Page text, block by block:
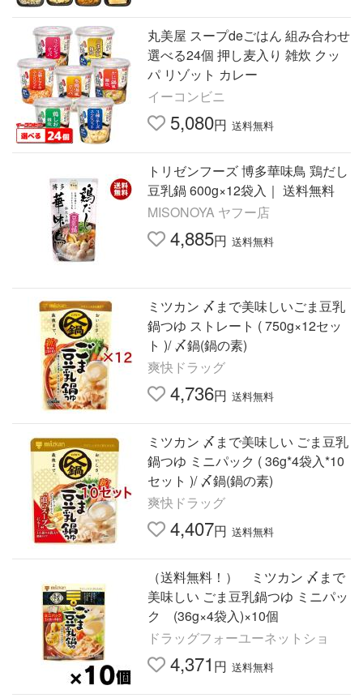
丸美屋 スープdeごはん 組み合わせ
選べる24個 押し麦入り 雑炊 クッ
パ リゾット カレー
イーコンビニ
5,080円 送料無料
トリゼンフーズ 博多華味鳥 鶏だし
豆乳鍋 600g×12袋入｜ 送料無料
MISONOYA ヤフー店
4,885円 送料無料
ミツカン 〆まで美味しいごま豆乳
鍋つゆ ストレート ( 750g×12セッ
ト )/ 〆鍋(鍋の素)
爽快ドラッグ
4,736円 送料無料
ミツカン 〆まで美味しい ごま豆乳
鍋つゆ ミニパック ( 36g*4袋入*10
セット )/ 〆鍋(鍋の素)
爽快ドラッグ
4,407円 送料無料
（送料無料！） ミツカン 〆まで
美味しい ごま豆乳鍋つゆ ミニパッ
ク (36g×4袋入)×10個
ドラッグフォーユーネットショ
4,371 円 送料無料